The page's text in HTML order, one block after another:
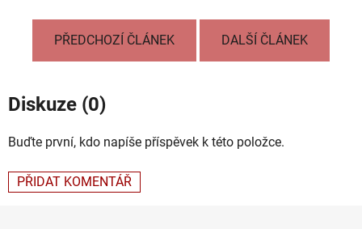
PŘEDCHOZÍ ČLÁNEK DALŠÍ ČLÁNEK
Diskuze (0)
Buďte první, kdo napíše příspěvek k této položce.
PŘIDAT KOMENTÁŘ